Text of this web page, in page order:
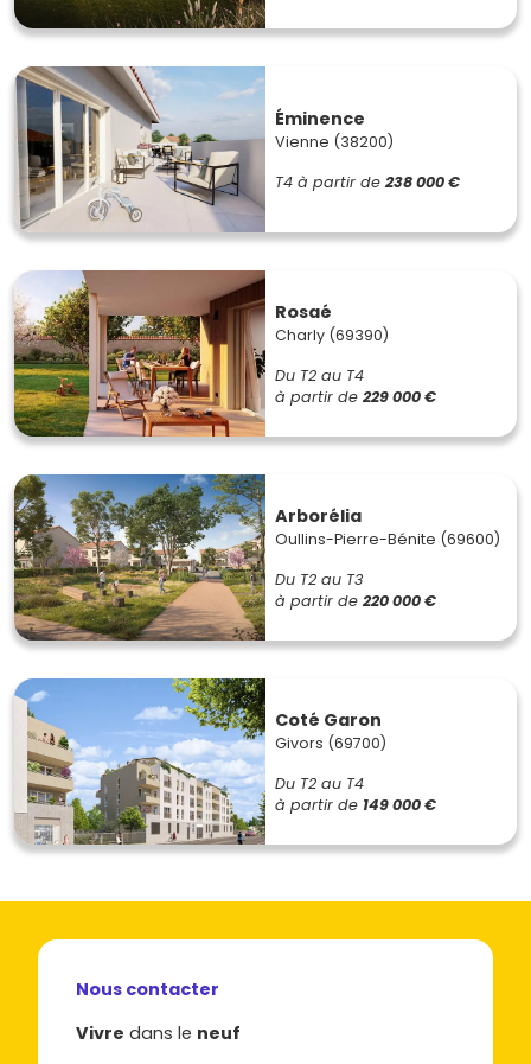
Éminence
Vienne (38200)
T4 à partir de 238 000 €
Rosaé
Charly (69390)
Du T2 au T4
à partir de 229 000 €
Arborélia
Oullins-Pierre-Bénite (69600)
Du T2 au T3
à partir de 220 000 €
Coté Garon
Givors (69700)
Du T2 au T4
à partir de 149 000 €
Nous contacter
Vivre dans le neuf